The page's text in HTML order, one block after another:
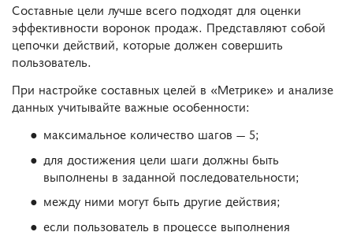
Составные цели лучше всего подходят для оценки
эффективности воронок продаж. Представляют собой
цепочки действий, которые должен совершить
пользователь.
При настройке составных целей в «Метрике» и анализе
данных учитывайте важные особенности:
максимальное количество шагов — 5;
для достижения цели шаги должны быть
выполнены в заданной последовательности;
между ними могут быть другие действия;
если пользователь в процессе выполнения